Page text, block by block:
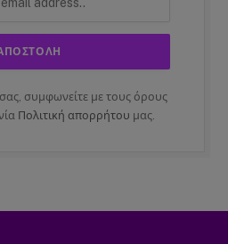
συμφωνείτε με τους όρους
Πολιτική απορρήτου μας.